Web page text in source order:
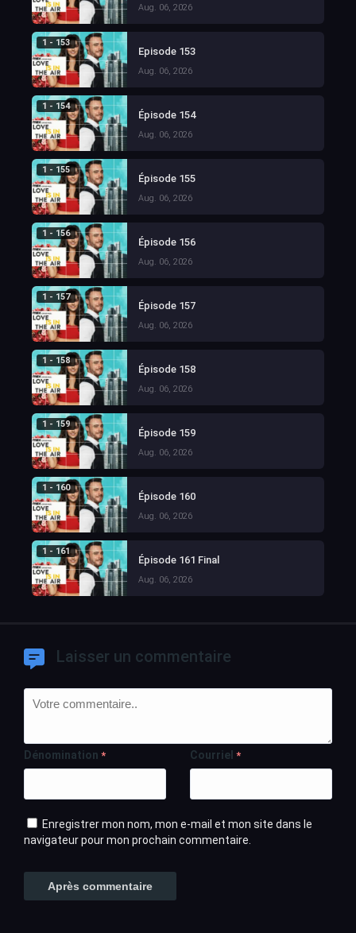
Aug. 06, 2026
1 - 153
Episode 153
Aug. 06, 2026
1 - 154
Épisode 154
Aug. 06, 2026
1 - 155
Épisode 155
Aug. 06, 2026
1 - 156
Épisode 156
Aug. 06, 2026
1 - 157
Épisode 157
Aug. 06, 2026
1 - 158
Épisode 158
Aug. 06, 2026
1 - 159
Épisode 159
Aug. 06, 2026
1 - 160
Épisode 160
Aug. 06, 2026
1 - 161
Épisode 161 Final
Aug. 06, 2026
Laisser un commentaire
Dénomination * Courriel *
Enregistrer mon nom, mon e-mail et mon site dans le
navigateur pour mon prochain commentaire.